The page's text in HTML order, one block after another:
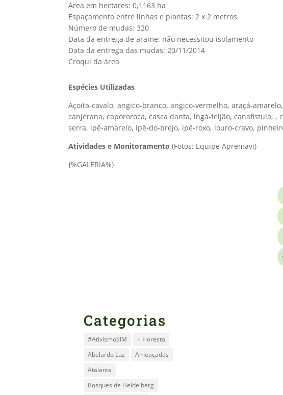
Área em hectares: 0,1163 ha
Espaçamento entre linhas e plantas: 2 x 2 metros
Número de mudas: 320
Data da entrega de arame: não necessitou isolamento
Data da entrega das mudas: 20/11/2014
Croqui da área
Espécies Utilizadas
Açoita-cavalo, angico-branco, angico-vermelho, araçá-
canjerana, capororoca, casca danta, ingá-feijão, canafistula,
serra, ipê-amarelo, ipê-do-brejo, ipê-roxo, louro-cravo,
Atividades e Monitoramento(Fotos: Equipe Apremavi)
{%GALERIA%}
Categorias
#AtivismoSIM
+ Floresta
Abelardo Luz
Ameaçadas
Atalanta
Bosques de Heidelberg